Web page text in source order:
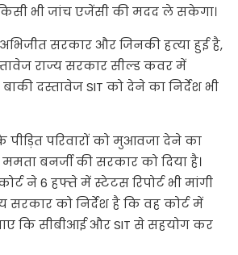
भी जांच एजेंसी की मदद ले सकेगा।
सरकार और जिनकी हत्या हुई है,
राज्य सरकार सील्ड कवर में
दस्तावेज SIT को देने का निर्देश भी
परिवारों को मुआवजा देने का
बनर्जी की सरकार को दिया है।
ने 6 हफ्ते में स्टेटस रिपोर्ट भी मांगी
सरकार को निर्देश है कि वह कोर्ट में
कि सीबीआई और SIT से सहयोग कर